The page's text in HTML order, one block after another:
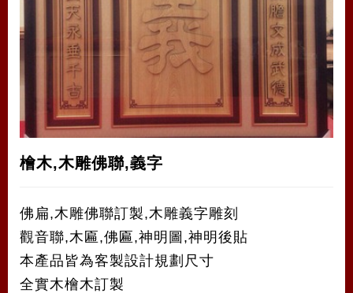
檜木,木雕佛聯,義字
佛扁,木雕佛聯訂製,木雕義字雕刻
觀音聯,木匾,佛匾,神明圖,神明後貼
本產品皆為客製設計規劃尺寸
全實木檜木訂製